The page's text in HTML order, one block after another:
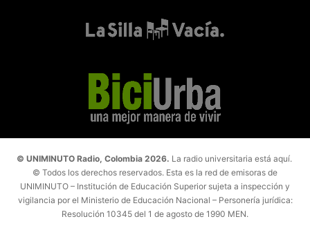
© UNIMINUTO Radio, Colombia 2026. La radio universitaria está aquí.
© Todos los derechos reservados. Esta es la red de emisoras de
UNIMINUTO – Institución de Educación Superior sujeta a inspección y
vigilancia por el Ministerio de Educación Nacional – Personería jurídica:
Resolución 10345 del 1 de agosto de 1990 MEN.